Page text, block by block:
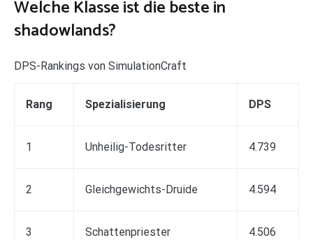
Welche Klasse ist die beste in
shadowlands?
DPS-Rankings von SimulationCraft
Rang Spezialisierung DPS
1 Unheilig-Todesritter 4.739
2 Gleichgewichts-Druide 4.594
3 Schattenpriester 4.506